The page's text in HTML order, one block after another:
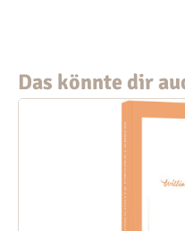
Das könnte dir